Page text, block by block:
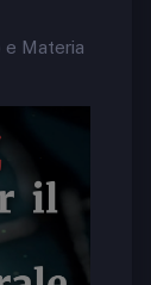
e Materia